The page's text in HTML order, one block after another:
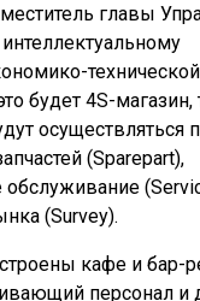
главы
будет 4S-магазин,
осуществляться
(Sparepart),
(Survey).
кафе и бар-
персонал и